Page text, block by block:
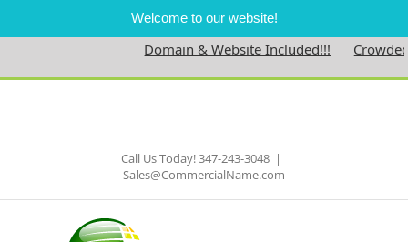
Welcome to our website!
Domain & Website Included!!!
Skip
Call Us Today! 347-243-3048 |
Sales@CommercialName.com